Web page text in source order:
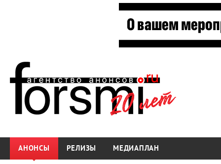
АНОНСЫ РЕЛИЗЫ МЕДИАПЛАН